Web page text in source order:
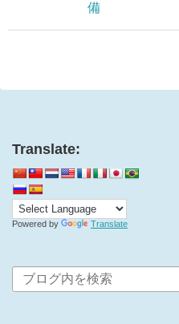
備
Translate:
Powered by Translate